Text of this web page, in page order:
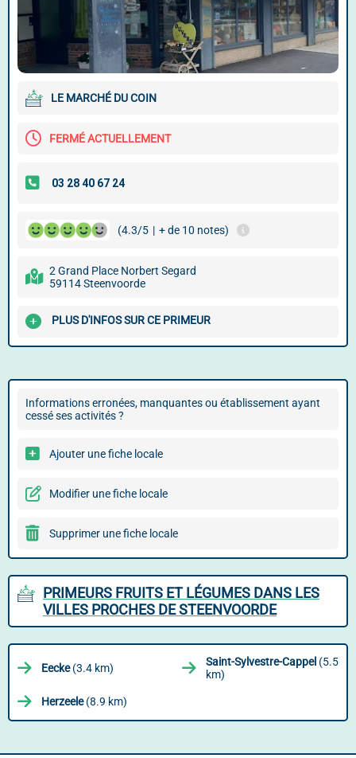
LE MARCHÉ DU COIN
FERMÉ ACTUELLEMENT
(4.3/5 | + de 10 notes)
2 Grand Place Norbert Segard
59114 Steenvoorde
PLUS D'INFOS SUR CE PRIMEUR
Informations erronées, manquantes ou établissement ayant
cessé ses activités ?
Ajouter une fiche locale
Modifier une fiche locale
Supprimer une fiche locale
PRIMEURS FRUITS ET LÉGUMES DANS LES
VILLES PROCHES DE STEENVOORDE
Eecke(3.4 km) Saint-Sylvestre-Cappel (5.5
km)
Herzeele(8.9 km)